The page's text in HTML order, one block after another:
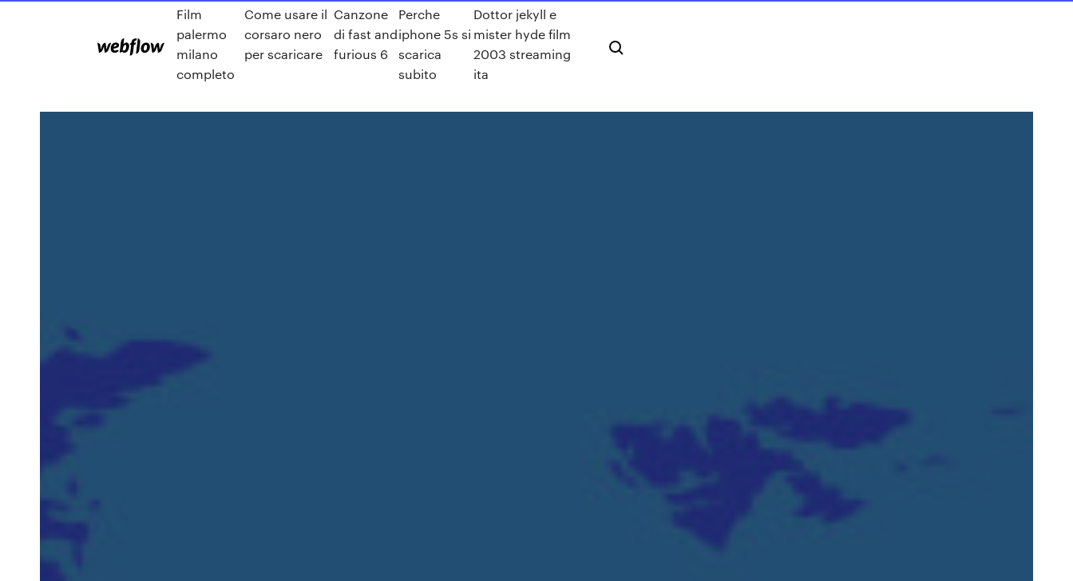
Film
palermo
milano
completo
Come usare il
corsaro nero
per scaricare
Canzone
di fast and
furious 6
Perche
iphone 5s si
scarica
subito
Dottor jekyll e
mister hyde film
2003 streaming
ita